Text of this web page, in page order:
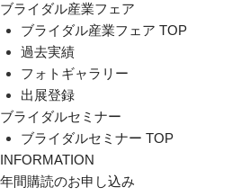
ブライダル産業フェア
ブライダル産業フェア TOP
過去実績
フォトギャラリー
出展登録
ブライダルセミナー
ブライダルセミナー TOP
INFORMATION
年間購読のお申し込み